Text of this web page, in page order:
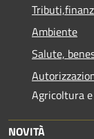
Ambiente
Salute,
Agricoltura
NOVITÀ